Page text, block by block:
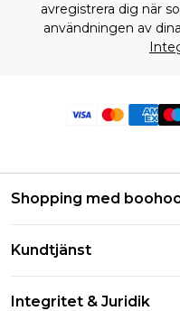
avregistrera dig när
användningen av
Shopping med
Studentrabatt -
Kundtjänst
Integritet & Juridik